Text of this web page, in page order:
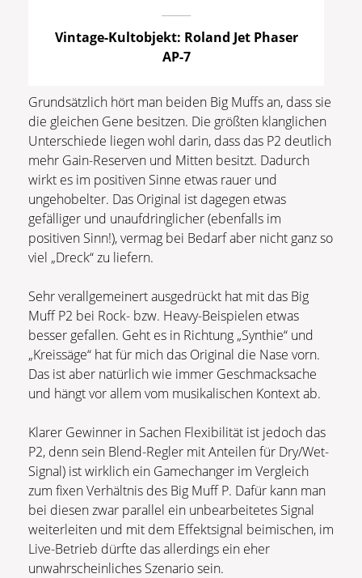
Vintage-Kultobjekt: Roland Jet Phaser
AP-7
Grundsätzlich hört man beiden Big Muffs an, dass sie
die gleichen Gene besitzen. Die größten klanglichen
Unterschiede liegen wohl darin, dass das P2 deutlich
mehr Gain-Reserven und Mitten besitzt. Dadurch
wirkt es im positiven Sinne etwas rauer und
ungehobelter. Das Original ist dagegen etwas
gefälliger und unaufdringlicher (ebenfalls im
positiven Sinn!), vermag bei Bedarf aber nicht ganz so
viel „Dreck“ zu liefern.
Sehr verallgemeinert ausgedrückt hat mit das Big
Muff P2 bei Rock- bzw. Heavy-Beispielen etwas
besser gefallen. Geht es in Richtung „Synthie“ und
„Kreissäge“ hat für mich das Original die Nase vorn.
Das ist aber natürlich wie immer Geschmacksache
und hängt vor allem vom musikalischen Kontext ab.
Klarer Gewinner in Sachen Flexibilität ist jedoch das
P2, denn sein Blend-Regler mit Anteilen für Dry/Wet-
Signal) ist wirklich ein Gamechanger im Vergleich
zum fixen Verhältnis des Big Muff P. Dafür kann man
bei diesen zwar parallel ein unbearbeitetes Signal
weiterleiten und mit dem Effektsignal beimischen, im
Live-Betrieb dürfte das allerdings ein eher
unwahrscheinliches Szenario sein.